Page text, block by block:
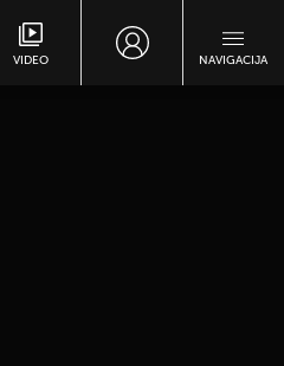
VIDEO NAVIGACIJA